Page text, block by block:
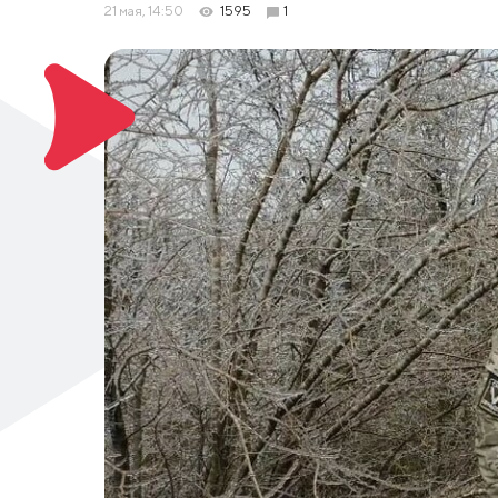
21 мая, 14:50 1595 1